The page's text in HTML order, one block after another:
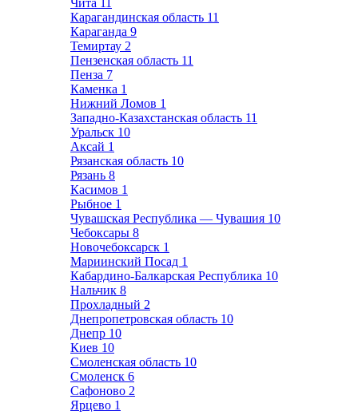
Чита 11
Карагандинская область 11
Караганда 9
Темиртау 2
Пензенская область 11
Пенза 7
Каменка 1
Нижний Ломов 1
Западно-Казахстанская область 11
Уральск 10
Аксай 1
Рязанская область 10
Рязань 8
Касимов 1
Рыбное 1
Чувашская Республика — Чувашия 10
Чебоксары 8
Новочебоксарск 1
Мариинский Посад 1
Кабардино-Балкарская Республика 10
Нальчик 8
Прохладный 2
Днепропетровская область 10
Днепр 10
Киев 10
Смоленская область 10
Смоленск 6
Сафоново 2
Ярцево 1